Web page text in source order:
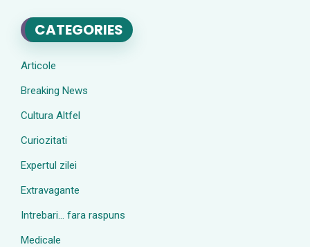
CATEGORIES
Articole
Breaking News
Cultura Altfel
Curiozitati
Expertul zilei
Extravagante
Intrebari… fara raspuns
Medicale